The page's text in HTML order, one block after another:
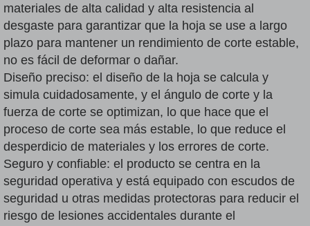
materiales de alta calidad y alta resistencia al
desgaste para garantizar que la hoja se use a largo
plazo para mantener un rendimiento de corte estable,
no es fácil de deformar o dañar.
Diseño preciso: el diseño de la hoja se calcula y
simula cuidadosamente, y el ángulo de corte y la
fuerza de corte se optimizan, lo que hace que el
proceso de corte sea más estable, lo que reduce el
desperdicio de materiales y los errores de corte.
Seguro y confiable: el producto se centra en la
seguridad operativa y está equipado con escudos de
seguridad u otras medidas protectoras para reducir el
riesgo de lesiones accidentales durante el